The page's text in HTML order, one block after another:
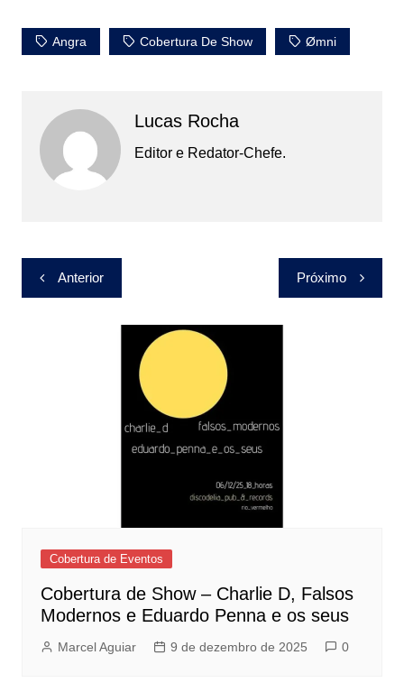
Angra Cobertura De Show Ømni
Lucas Rocha
Editor e Redator-Chefe.
Navegação
de
Anterior Próximo
Cobertura de Eventos
Cobertura de Show – Charlie D, Falsos
Modernos e Eduardo Penna e os seus
Marcel Aguiar 9 de dezembro de 2025 0